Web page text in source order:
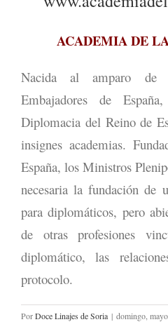
ACADEMIA DE
Nacida al amparo de
Embajadores de
Diplomacia del Reino de
insignes academias.
España, los Ministros
necesaria la fundación de
para diplomáticos, pero
de otras profesiones
diplomático, las
protocolo.
PorDoce Linajes de Soria | domingo,